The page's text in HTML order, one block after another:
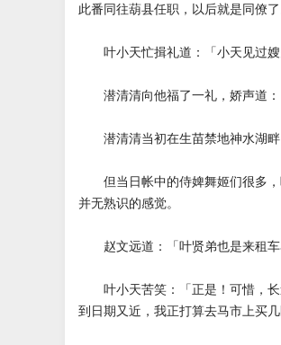
此番同往葫县任职，以后就是同僚
叶小天忙揖礼道：「小天见过嫂
潜清清向他福了一礼，娇声道：
潜清清当初在生苗禁地神水湖畔
但当日帐中的侍婢舞姬们很多，
并无熟识的感觉。
赵文远道：「叶贤弟也是来租车
叶小天苦笑：「正是！可惜，长
到日期又近，我正打算去马市上买几